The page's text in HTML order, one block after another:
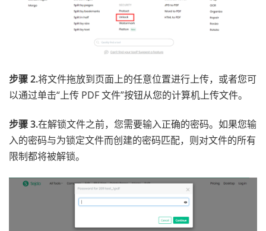
步骤 2.将文件拖放到页面上的任意位置进行上传，或者您可
以通过单击“上传 PDF 文件”按钮从您的计算机上传文件。
步骤 3.在解锁文件之前，您需要输入正确的密码。如果您输
入的密码与为锁定文件而创建的密码匹配，则对文件的所有
限制都将被解锁。